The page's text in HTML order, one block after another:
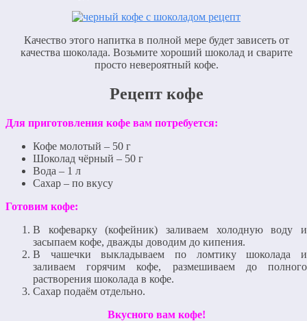
Качество этого напитка в полной мере будет зависеть от
качества шоколада. Возьмите хороший шоколад и сварите
просто невероятный кофе.
Рецепт кофе
Для приготовления кофе вам потребуется:
Кофе молотый – 50 г
Шоколад чёрный – 50 г
Вода – 1 л
Сахар – по вкусу
Готовим кофе:
В кофеварку (кофейник) заливаем холодную воду и
засыпаем кофе, дважды доводим до кипения.
В чашечки выкладываем по ломтику шоколада и
заливаем горячим кофе, размешиваем до полного
растворения шоколада в кофе.
Сахар подаём отдельно.
Вкусного вам кофе!